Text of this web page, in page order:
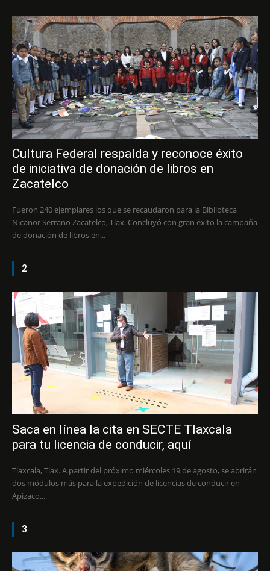
Cultura Federal respalda y reconoce éxito
de iniciativa de donación de libros en
Zacatelco
Fueron 240 ejemplares los que se recaudaron para la Biblioteca
Nicanor Serrano Zacatelco, Tlax. Concluyó con gran éxito la campaña
de donación de libros en...
2
Saca en línea la cita en SECTE Tlaxcala
para tu licencia de conducir, aquí
Tlaxcala, Tlax. A partir del próximo miércoles 19 de agosto, se abrirán
dos módulos más para la expedición de licencias de conducir en
Apizaco...
3